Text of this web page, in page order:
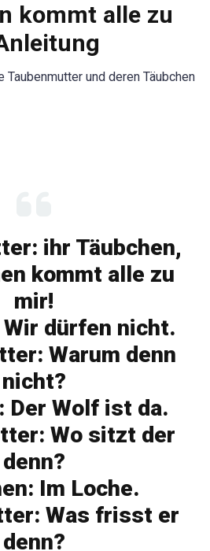
kommt alle zu
und deren Täubchen
ihr Täubchen,
kommt alle zu
mir!
Wir dürfen nicht.
Warum denn
nicht?
Der Wolf ist da.
Wo sitzt der
denn?
Im Loche.
Was frisst er
denn?